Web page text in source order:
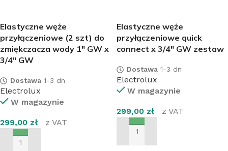
Elastyczne węże
przyłączeniowe (2 szt) do
zmiękczacza wody 1″ GW x
3/4″ GW
Dostawa 1-3 dn
Electrolux
W magazynie
299,00 zł z VAT
DODAJ DO KOSZYKA
Elastyczne węże
przyłączeniowe quick
connect x 3/4″ GW zestaw
Dostawa 1-3 dn
Electrolux
W magazynie
299,00 zł z VAT
DODAJ DO KOSZYKA